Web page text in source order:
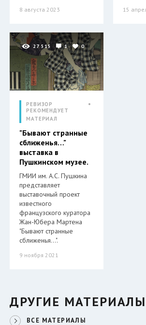
8 августа 2023 15
27 515 1 0
РЕВИЗОР
РЕКОМЕНДУЕТ
МАТЕРИАЛ
"Бывают странные
сближенья…"
выставка в
Пушкинском музее.
ГМИИ им. А.С. Пушкина
представляет
выставочный проект
известного
французского куратора
Жан-Юбера Мартена
"Бывают странные
сближенья…".
9 ноября 2021
ДРУГИЕ МАТЕРИАЛЫ
ВСЕ МАТЕРИАЛЫ